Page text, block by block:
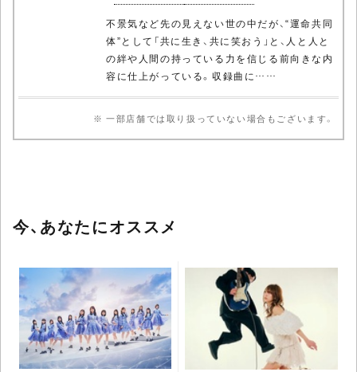
不景気など先の見えない世の中だが、“運命共同
体”として「共に生き、共に笑おう」と、人と人と
の絆や人間の持っている力を信じる前向きな内
容に仕上がっている。収録曲に……
※ 一部店舗では取り扱っていない場合もございます。
今、あなたにオススメ